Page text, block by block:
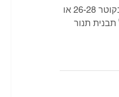
* אפשר לאפות את הלחמניות ב-2 תבניות עגולות בקוטר 20, בתבנית עגולה גדולה בקוטר 26-28 או
תנור